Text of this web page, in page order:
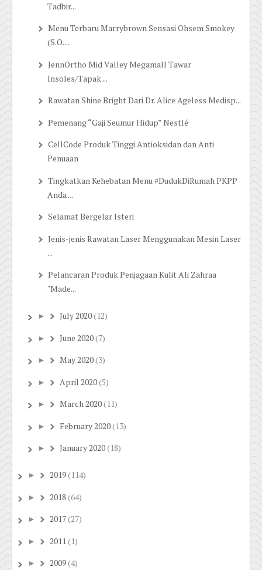
Tadbir...
Menu Terbaru Marrybrown Sensasi Ohsem Smokey
(S.O....
JennOrtho Mid Valley Megamall Tawar
Insoles/Tapak ...
Rawatan Shine Bright Dari Dr. Alice Ageless Medisp...
Pemenang “Gaji Seumur Hidup” Nestlé
CellCode Produk Tinggi Antioksidan dan Anti
Penuaan
Tingkatkan Kehebatan Menu #DudukDiRumah PKPP
Anda ...
Selamat Bergelar Isteri
Jenis-jenis Rawatan Laser Menggunakan Mesin Laser
...
Pelancaran Produk Penjagaan Kulit Ali Zahraa
"Made...
► July 2020(12)
► June 2020(7)
► May 2020(3)
► April 2020(5)
► March 2020(11)
► February 2020(13)
► January 2020(18)
► 2019(114)
► 2018(64)
► 2017(27)
► 2011(1)
► 2009(4)